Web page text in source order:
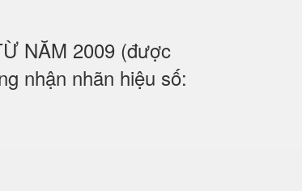
NĂM 2009 (được
nhận nhãn hiệu số: